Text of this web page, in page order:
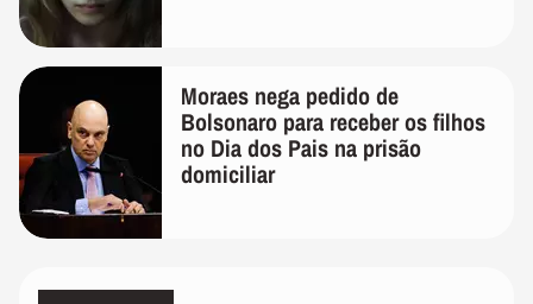
Moraes nega pedido de
Bolsonaro para receber os filhos
no Dia dos Pais na prisão
domiciliar